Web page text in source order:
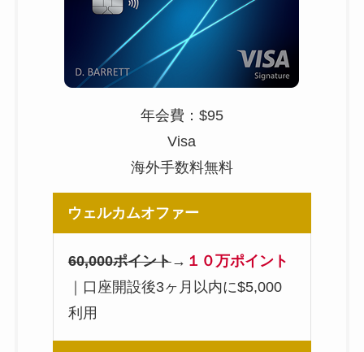
年会費：$95
Visa
海外手数料無料
ウェルカムオファー
60,000ポイント→ １０万ポイント
｜口座開設後3ヶ月以内に$5,000
利用